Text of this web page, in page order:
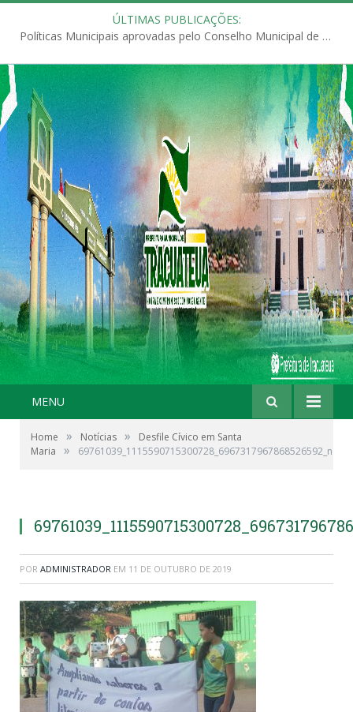
ÚLTIMAS PUBLICAÇÕES:
Políticas Municipais aprovadas pelo Conselho Municipal de Educação (CME)
MENU
Home » Notícias »
Desfile Cívico em Santa
Maria
» 69761039_1115590715300728_6967317967868526592_n
POR ADMINISTRADOR EM 11 DE OUTUBRO DE 2019